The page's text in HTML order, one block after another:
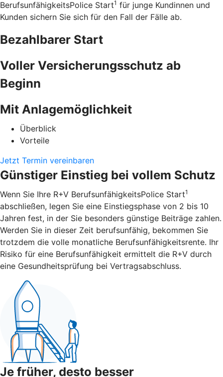
BerufsunfähigkeitsPolice Start1 für junge Kundinnen und
Kunden sichern Sie sich für den Fall der Fälle ab.
Bezahlbarer Start
Voller Versicherungsschutz ab
Beginn
Mit Anlagemöglichkeit
Überblick
Vorteile
Jetzt Termin vereinbaren
Günstiger Einstieg bei vollem Schutz
Wenn Sie Ihre R+V BerufsunfähigkeitsPolice Start1
abschließen, legen Sie eine Einstiegsphase von 2 bis 10
Jahren fest, in der Sie besonders günstige Beiträge zahlen.
Werden Sie in dieser Zeit berufsunfähig, bekommen Sie
trotzdem die volle monatliche Berufsunfähigkeitsrente. Ihr
Risiko für eine Berufsunfähigkeit ermittelt die R+V durch
eine Gesundheitsprüfung bei Vertragsabschluss.
Je früher, desto besser